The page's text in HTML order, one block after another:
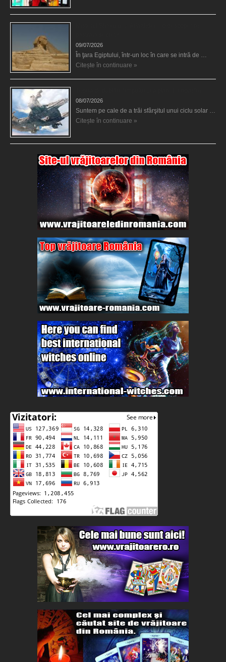
09/07/2026
În ţara Egiptului, într-un loc în care se intră de …
Citește în continuare »
08/07/2026
Suntem pe cale de a trăi sfârşitul unui ciclu solar …
Citește în continuare »